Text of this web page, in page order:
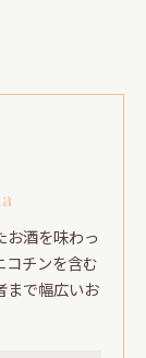
お酒を味わっ
コチンを含む
まで幅広いお